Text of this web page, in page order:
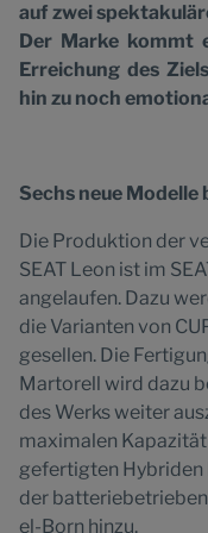
auf zwei
Der Marke kommt
Erreichung des
hin zu noch
Sechs neue Modelle
Die Produktion der
SEAT Leon ist im
angelaufen. Dazu
die Varianten von
gesellen. Die
Martorell wird dazu
des Werks weiter
maximalen
gefertigten Hybriden
der
el-Born hinzu.